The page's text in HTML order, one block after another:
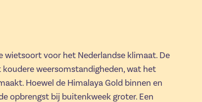
wietsoort voor het Nederlandse klimaat. De
weersomstandigheden, wat het
Hoewel de Himalaya Gold binnen en
opbrengst bij buitenkweek groter. Een